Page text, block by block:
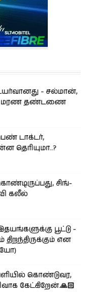
- சல்மான்,
மரண தண்டணை
டாக்டர்,
தெரியுமா..?
சிங்­
கலீல்
பூட்டு -
என
கொண்டுவர,
கேட்கிறேன்.🙏🏻